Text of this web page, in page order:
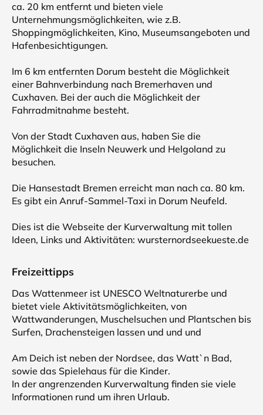
ca. 20 km entfernt und bieten viele
Unternehmungsmöglichkeiten, wie z.B.
Shoppingmöglichkeiten, Kino, Museumsangeboten und
Hafenbesichtigungen.
Im 6 km entfernten Dorum besteht die Möglichkeit
einer Bahnverbindung nach Bremerhaven und
Cuxhaven. Bei der auch die Möglichkeit der
Fahrradmitnahme besteht.
Von der Stadt Cuxhaven aus, haben Sie die
Möglichkeit die Inseln Neuwerk und Helgoland zu
besuchen.
Die Hansestadt Bremen erreicht man nach ca. 80 km.
Es gibt ein Anruf-Sammel-Taxi in Dorum Neufeld.
Dies ist die Webseite der Kurverwaltung mit tollen
Ideen, Links und Aktivitäten: wursternordseekueste.de
Freizeittipps
Das Wattenmeer ist UNESCO Weltnaturerbe und
bietet viele Aktivitätsmöglichkeiten, von
Wattwanderungen, Muschelsuchen und Plantschen bis
Surfen, Drachensteigen lassen und und und
Am Deich ist neben der Nordsee, das Watt`n Bad,
sowie das Spielehaus für die Kinder.
In der angrenzenden Kurverwaltung finden sie viele
Informationen rund um ihren Urlaub.